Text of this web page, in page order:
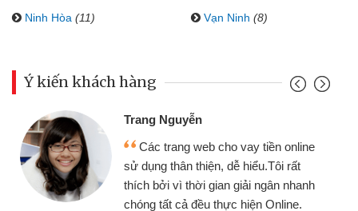
Ninh Hòa (11) Vạn Ninh (8)
Ý kiến khách hàng
Trang Nguyễn
Các trang web cho vay tiền online
sử dụng thân thiện, dễ hiểu.Tôi rất
thích bởi vì thời gian giải ngân nhanh
chóng tất cả đều thực hiện Online.